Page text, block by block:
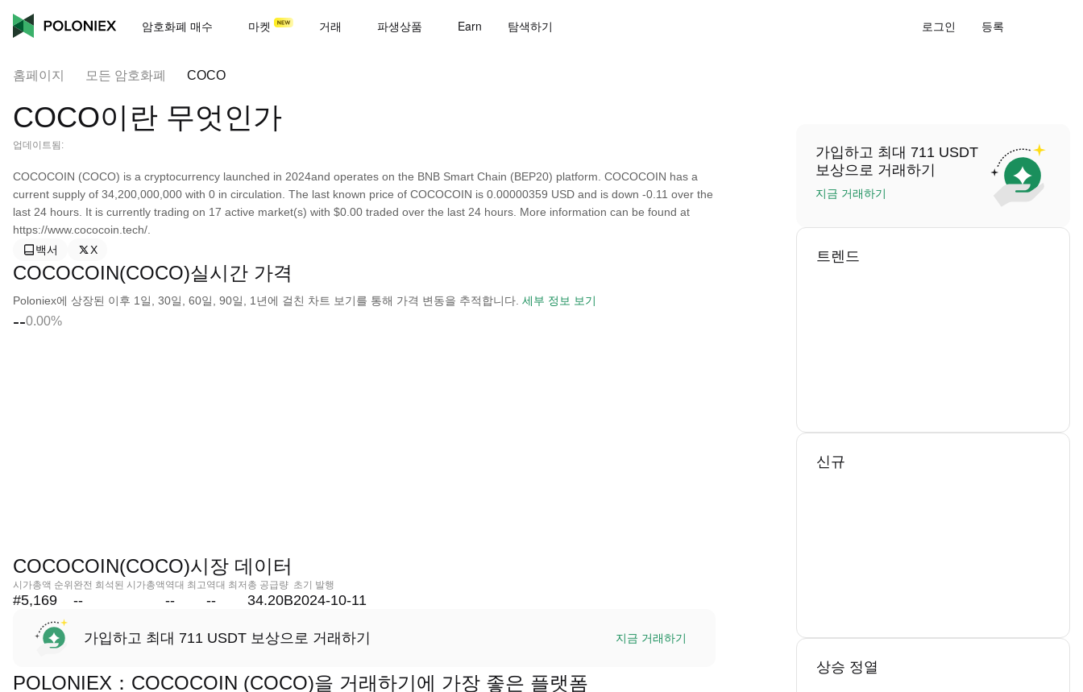
암호화폐 매수 마켓 거래 파생상품 Earn 탐색하기 로그인 등록
홈페이지 모든 암호화폐 COCO
COCO이란 무엇인가
업데이트됨:
COCOCOIN (COCO) is a cryptocurrency launched in 2024and operates on the BNB Smart Chain (BEP20) platform. COCOCOIN has a
current supply of 34,200,000,000 with 0 in circulation. The last known price of COCOCOIN is 0.00000359 USD and is down -0.11 over the
last 24 hours. It is currently trading on 17 active market(s) with $0.00 traded over the last 24 hours. More information can be found at
https://www.cococoin.tech/.
백서
X
COCOCOIN(COCO)실시간 가격
Poloniex에 상장된 이후 1일, 30일, 60일, 90일, 1년에 걸친 차트 보기를 통해 가격 변동을 추적합니다. 세부 정보 보기
--0.00%
COCOCOIN(COCO)시장 데이터
시가총액 순위
#5,169
완전 희석된 시가총액
--
역대 최고
--
역대 최저
--
총 공급량
34.20B
초기 발행
2024-10-11
가입하고 최대 711 USDT 보상으로 거래하기 지금 거래하기
POLONIEX：COCOCOIN (COCO)을 거래하기에 가장 좋은 플랫폼
가입하고 최대 711 USDT
보상으로 거래하기
지금 거래하기
트렌드
신규
상승 정열